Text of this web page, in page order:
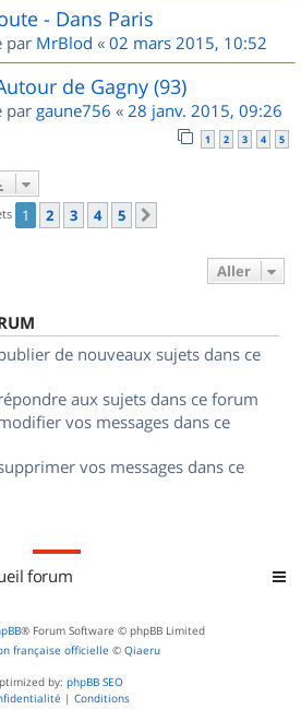
- Dans Paris
par MrBlod « 02 mars 2015, 10:52
de Gagny (93)
par gaune756 « 28 janv. 2015, 09:26
1 2 3 4 5
1 2 3 4 5
Aller
de nouveaux sujets dans ce
aux sujets dans ce forum
vos messages dans ce
vos messages dans ce
forum
® Forum Software © phpBB Limited
française officielle © Qiaeru
by: phpBB SEO
| Conditions